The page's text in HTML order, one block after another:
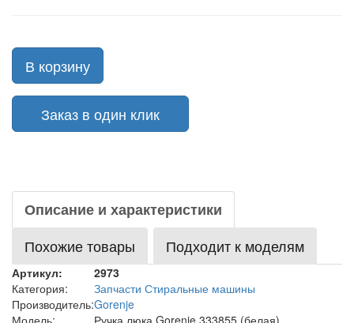
В корзину
Заказ в один клик
Описание и характеристики
Похожие товары
Подходит к моделям
Артикул:
2973
Категория:
Запчасти Стиральные машины
Производитель:Gorenje
Модель:
Ручка люка Gorenje 333855 (белая)